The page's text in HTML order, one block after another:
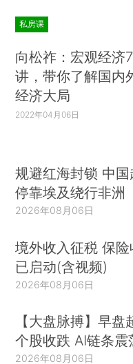
私房课
向松祚：宏观经济
讲，带你了解国内
经济大局
2022年04月06日
规避红海封锁 中
停靠埃及绕行非洲
2026年08月06日
境外收入征税 保
已启动(含视频)
2026年08月06日
【大盘脉搏】早盘
个股收跌 AI链条震
2026年08月06日